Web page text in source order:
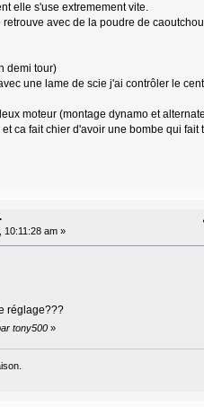
elle s'use extremement vite.
avec de la poudre de
demi tour)
une lame de scie j'ai contrôler le
moteur (montage dynamo et
ca fait chier d'avoir une bombe qui fait
10:11:28 am »
réglage???
tony500»